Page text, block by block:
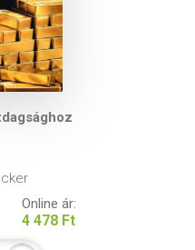
Online ár:
4 478 Ft